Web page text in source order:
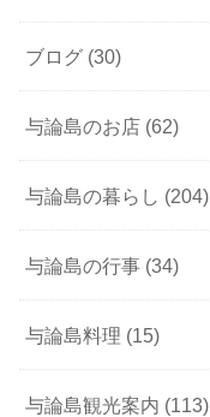
ブログ (30)
与論島のお店 (62)
与論島の暮らし (204)
与論島の行事 (34)
与論島料理 (15)
与論島観光案内 (113)